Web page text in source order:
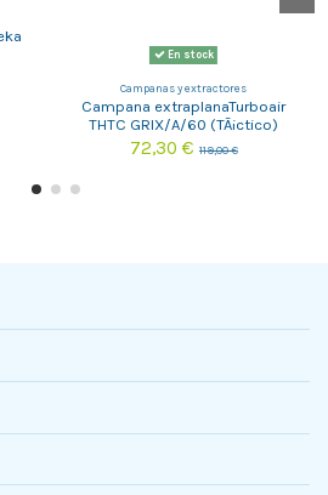
En stock
Campanas y extractores
Campana extraplanaTurboair
THTC GRIX/A/60 (TÃ¡ctico)
72,30 € 119,00 €